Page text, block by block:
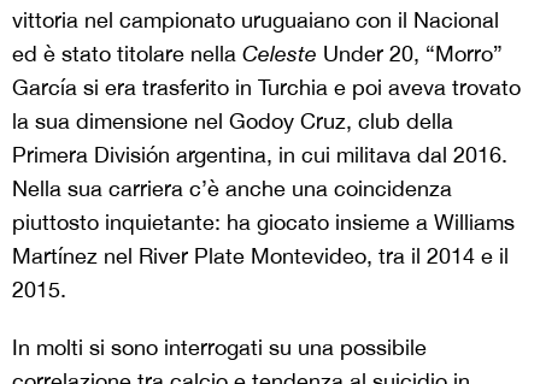
vittoria nel campionato uruguaiano con il Nacional
ed è stato titolare nella Celeste Under 20, “Morro”
García si era trasferito in Turchia e poi aveva trovato
la sua dimensione nel Godoy Cruz, club della
Primera División argentina, in cui militava dal 2016.
Nella sua carriera c’è anche una coincidenza
piuttosto inquietante: ha giocato insieme a Williams
Martínez nel River Plate Montevideo, tra il 2014 e il
2015.
In molti si sono interrogati su una possibile